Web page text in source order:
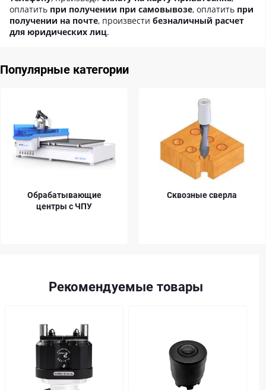
оплатить при получении при самовывозе, оплатить при
получении на почте, произвести безналичный расчет
для юридических лиц.
Популярные категории
Обрабатывающие
центры с ЧПУ
Сквозные сверла
Рекомендуемые товары